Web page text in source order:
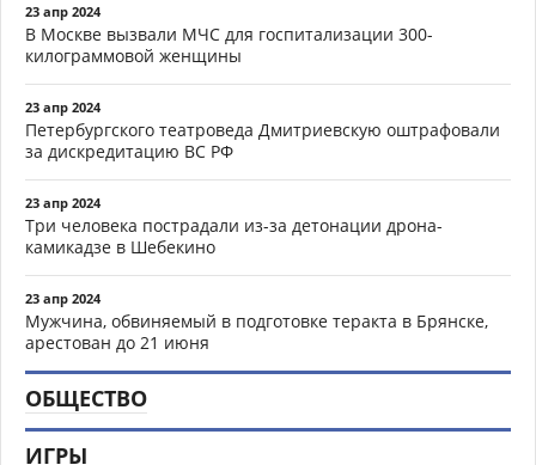
23 апр 2024
В Москве вызвали МЧС для госпитализации 300-
килограммовой женщины
23 апр 2024
Петербургского театроведа Дмитриевскую оштрафовали
за дискредитацию ВС РФ
23 апр 2024
Три человека пострадали из-за детонации дрона-
камикадзе в Шебекино
23 апр 2024
Мужчина, обвиняемый в подготовке теракта в Брянске,
арестован до 21 июня
ОБЩЕСТВО
ИГРЫ